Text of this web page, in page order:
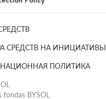
СРЕДСТВ НА ИНИЦИАТИВЫ
ПОЛИТИКА
fondas BYSOL